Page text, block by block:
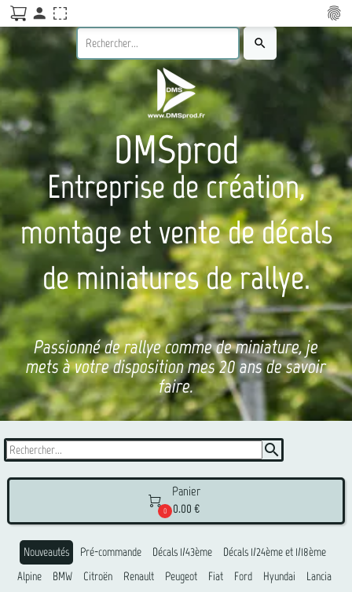
search
DMSprod
Entreprise de création,
montage et vente de décals
de miniatures de rallye.
Passionné de rallye comme de miniature, je
mets à votre disposition mes 20 ans de savoir
faire.
search

0
Panier
0.00 €
Nouveautés Pré-commande Décals 1/43ème
Décals 1/24ème et 1/18ème
Alpine
BMW Citroën Renault Peugeot Fiat Ford Hyundai
Lancia
fingerprint
person